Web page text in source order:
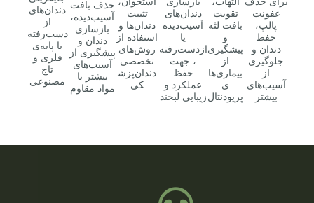
عفونت
پالپ،
حفظ
دندان و
جلوگیری
از
آسیب‌های
بیشتر
تقویت
بافت لثه
و
پیشگیری
از
بیماری‌ها
ی
پریودنتال
دندان‌های
آسیب‌دیده
یا
ازدست‌رفته
، جهت
حفظ
عملکرد و
زیبایی لبخند
تثبیت
دندان‌ها و
استفاده از
روش‌های
تخصصی
دندان‌پزش
کی
حذف بافت
آسیب‌دیده،
بازسازی
دندان و
پیشگیری از
آسیب‌های
بیشتر با
مواد مقاوم
دندان‌های
از
دست‌رفته
با پایه‌ی
فلزی و
تاج
مصنوعی